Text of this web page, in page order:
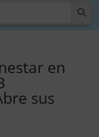
en
sus